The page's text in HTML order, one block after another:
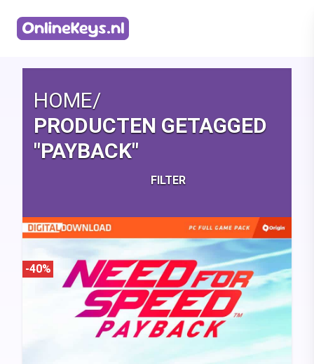
HOME/
PRODUCTEN GETAGGED
"PAYBACK"
FILTER
-40%